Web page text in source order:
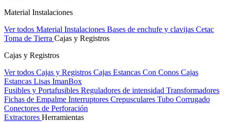
Material Instalaciones
Ver todos Material Instalaciones Bases de enchufe y clavijas Cetac
Toma de Tierra Cajas y Registros
Cajas y Registros
Ver todos Cajas y Registros Cajas Estancas Con Conos Cajas
Estancas Lisas ImanBox
Fusibles y Portafusibles Reguladores de intensidad Transformadores
Fichas de Empalme Interruptores Crepusculares Tubo Corrugado
Conectores de Perforación
Extractores Herramientas